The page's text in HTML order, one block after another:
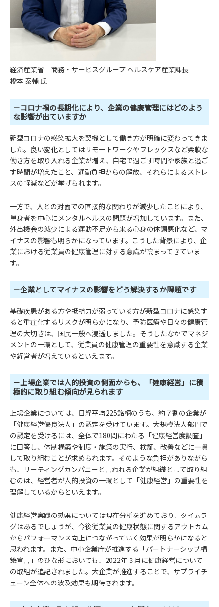
経済産業省 商務・サービスグループ ヘルスケア産業課長
橋本 泰輔 氏
－コロナ禍の長期化により、企業の健康管理にはどのよう
な影響が出ていますか
新型コロナの感染拡大を契機として働き方が明確に変わってきま
した。良い変化としてはリモートワークやフレックスなど柔軟な
働き方を取り入れる企業が増え、自宅で過ごす時間や家族と過ご
す時間が増えたこと、通勤負担からの解放、それらによるストレ
スの軽減などが挙げられます。
一方で、人との対面での直接的な関わりが減少したことにより、
単身者を中心にメンタルヘルスの問題が増加しています。また、
外出機会の減少による運動不足から来る心身の体調悪化など、マ
イナスの影響も明らかになっています。こうした背景により、企
業における従業員の健康管理に対する意識が高まってきていま
す。
－企業としてマイナスの影響をどう解決するか課題です
基礎疾患がある方や抵抗力が弱っている方が新型コロナに感染す
ると重症化するリスクが明らかになり、予防医療や日々の健康管
理の大切さは、国民一般へ浸透しました。そうしたなかでマネジ
メントの一環として、従業員の健康管理の重要性を意識する企業
や経営者が増えているといえます。
－上場企業では人的投資の側面からも、「健康経営」に積
極的に取り組む傾向が見られます
上場企業については、日経平均225銘柄のうち、約７割の企業が
「健康経営優良法人」の認定を受けています。大規模法人部門で
の認定を受けるには、全体で180問にわたる「健康経営度調査」
に回答し、体制構築や制度・施策の実行、検証、改善などに一貫
して取り組むことが求められます。そのような負担がありながら
も、リーティングカンパニーと言われる企業が組織として取り組
むのは、経営者が人的投資の一環として「健康経営」の重要性を
理解しているからといえます。
健康経営実践の効果については現在分析を進めており、タイムラ
グはあるでしょうが、今後従業員の健康状態に関するアウトカム
からパフォーマンス向上につながっていく効果が明らかになると
思われます。また、中小企業庁が推進する「パートナーシップ構
築宣言」のひな形においても、2022年３月に健康経営について
の取組が追記されました。大企業が推進することで、サプライチ
ェーン全体への波及効果も期待されます。